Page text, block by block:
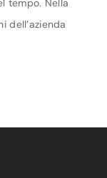
tempo. Nella
dell’azienda